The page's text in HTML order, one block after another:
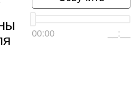
00:00 __:__